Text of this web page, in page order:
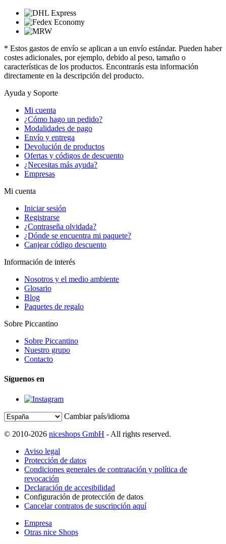
* Estos gastos de envío se aplican a un envío estándar. Pueden haber
costes adicionales, por ejemplo, debido al peso, tamaño o
características de los productos. Encontrarás esta información
directamente en la descripción del producto.
Ayuda y Soporte
Mi cuenta
¿Cómo hago un pedido?
Modalidades de pago
Envío y entrega
Devolución de productos
Ofertas y códigos de descuento
¿Necesitas más ayuda?
Empresas
Mi cuenta
Iniciar sesión
Registrarse
¿Contraseña olvidada?
¿Dónde se encuentra mi paquete?
Canjear código descuento
Información de interés
Nosotros y el medio ambiente
Glosario
Blog
Paquetes de regalo
Sobre Piccantino
Sobre Piccantino
Nuestro grupo
Contacto
Síguenos en
Cambiar país/idioma
© 2010-2026 niceshops GmbH - All rights reserved.
Aviso legal
Protección de datos
Condiciones generales de contratación y política de
revocación
Declaración de accesibilidad
Configuración de protección de datos
Cancelar contratos de suscripción aquí
Empresa
Otras nice Shops